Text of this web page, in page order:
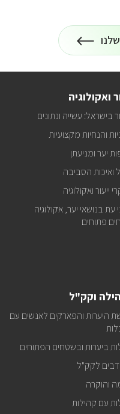
ואקולוגיה
בישראל: עשייה ונתונים
והנחיות מקצועיות
יער ומניעתן
ואיכות הסביבה
ייעור ואקולוגיה
עת בנושאי יער, אקולוגיה
פתוחים
וקק"ל
היערות והפארקים לאנשים עם
ביערות ובשטחים הפתוחים
לקק"ל
והוקרה
עם קהילות